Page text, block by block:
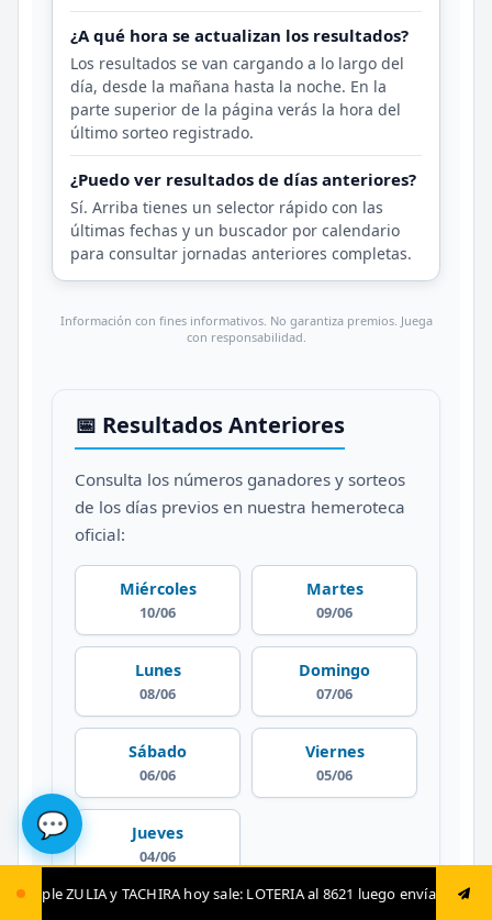
hoy sale: LOTERIA al 8621 luego envía ya: ANIMAL al 8621 jugada
¿A qué hora se actualizan los resultados?
Los resultados se van cargando a lo largo del
día, desde la mañana hasta la noche. En la
parte superior de la página verás la hora del
último sorteo registrado.
¿Puedo ver resultados de días anteriores?
Sí. Arriba tienes un selector rápido con las
últimas fechas y un buscador por calendario
para consultar jornadas anteriores completas.
Información con fines informativos. No garantiza premios. Juega
con responsabilidad.
📅 Resultados Anteriores
Consulta los números ganadores y sorteos
de los días previos en nuestra hemeroteca
oficial:
Miércoles
10/06
Martes
09/06
Lunes
08/06
Domingo
07/06
Sábado
06/06
Viernes
05/06
Jueves
04/06
💬